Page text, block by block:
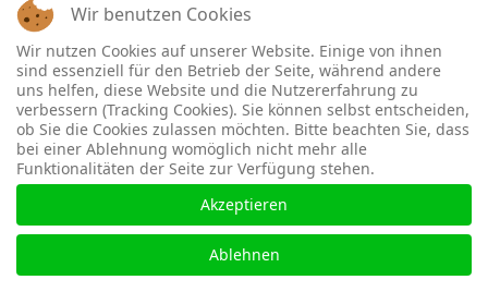
Datenschutz Impressum
Wir benutzen Cookies
Wir nutzen Cookies auf unserer Website. Einige von ihnen
sind essenziell für den Betrieb der Seite, während andere
uns helfen, diese Website und die Nutzererfahrung zu
verbessern (Tracking Cookies). Sie können selbst entscheiden,
ob Sie die Cookies zulassen möchten. Bitte beachten Sie, dass
bei einer Ablehnung womöglich nicht mehr alle
Funktionalitäten der Seite zur Verfügung stehen.
Akzeptieren
Ablehnen